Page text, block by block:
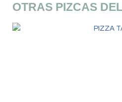
OTRAS PIZCAS